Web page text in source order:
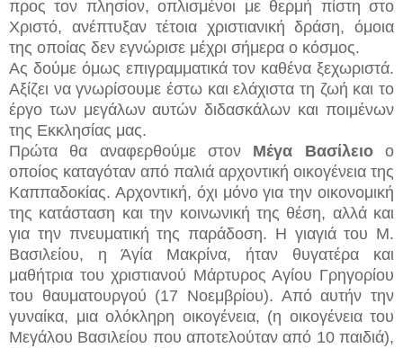
προς τον πλησίον, οπλισμένοι με θερμή πίστη στο
Χριστό, ανέπτυξαν τέτοια χριστιανική δράση, όμοια
της οποίας δεν εγνώρισε μέχρι σήμερα ο κόσμος.
Ας δούμε όμως επιγραμματικά τον καθένα ξεχωριστά.
Αξίζει να γνωρίσουμε έστω και ελάχιστα τη ζωή και το
έργο των μεγάλων αυτών διδασκάλων και ποιμένων
της Εκκλησίας μας.
Πρώτα θα αναφερθούμε στον Μέγα Βασίλειοο
οποίος καταγόταν από παλιά αρχοντική οικογένεια της
Καππαδοκίας. Αρχοντική, όχι μόνο για την οικονομική
της κατάσταση και την κοινωνική της θέση, αλλά και
για την πνευματική της παράδοση. Η γιαγιά του Μ.
Βασιλείου, η Άγία Μακρίνα, ήταν θυγατέρα και
μαθήτρια του χριστιανού Μάρτυρος Αγίου Γρηγορίου
του θαυματουργού (17 Νοεμβρίου). Από αυτήν την
γυναίκα, μια ολόκληρη οικογένεια, (η οικογένεια του
Μεγάλου Βασιλείου που αποτελούταν από 10 παιδιά),